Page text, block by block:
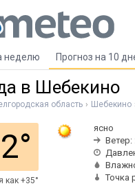
неделю Прогноз на 10
в Шебекино
область Шебекино
как +35°
ясно
Ветер:
Точка